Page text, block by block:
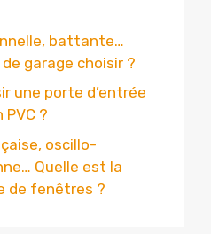
battante…
garage choisir ?
une porte d’entrée
?
oscillo-
Quelle est la
de fenêtres ?